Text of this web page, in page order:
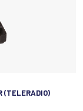
(TELERADIO)